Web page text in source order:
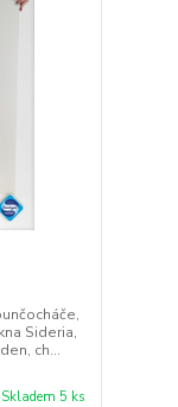
Sideria,
ch...
Skladem 5 ks